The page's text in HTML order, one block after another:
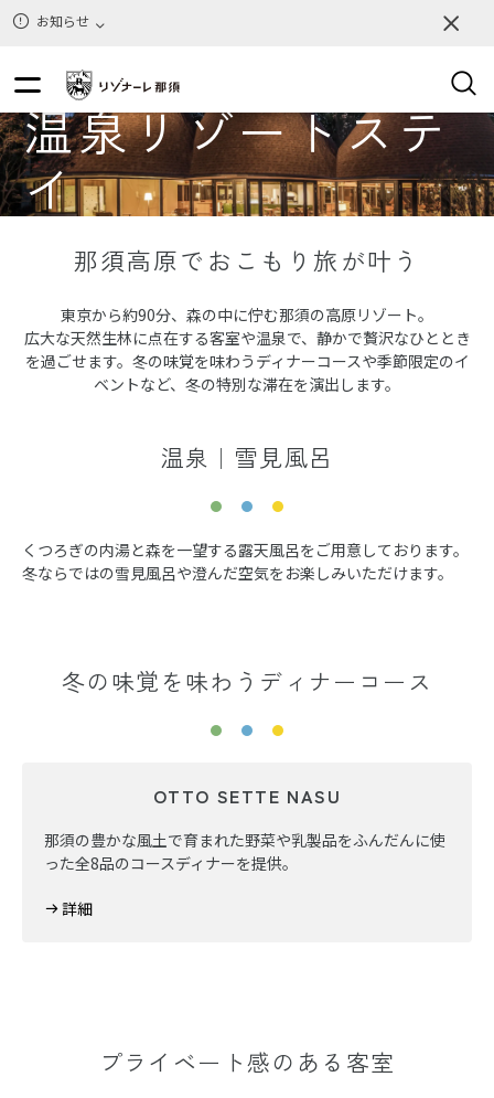
お知らせ
温泉リゾートステ
イ
那須高原でおこもり旅が叶う
東京から約90分、森の中に佇む那須の高原リゾート。
広大な天然生林に点在する客室や温泉で、静かで贅沢なひととき
を過ごせます。冬の味覚を味わうディナーコースや季節限定のイ
ベントなど、冬の特別な滞在を演出します。
温泉｜雪見風呂
くつろぎの内湯と森を一望する露天風呂をご用意しております。
冬ならではの雪見風呂や澄んだ空気をお楽しみいただけます。
冬の味覚を味わうディナーコース
OTTO SETTE NASU
那須の豊かな風土で育まれた野菜や乳製品をふんだんに使
った全8品のコースディナーを提供。
詳細
プライベート感のある客室